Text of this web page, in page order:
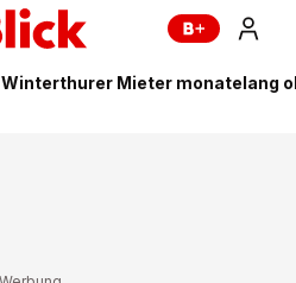
Winterthurer Mieter monatelang